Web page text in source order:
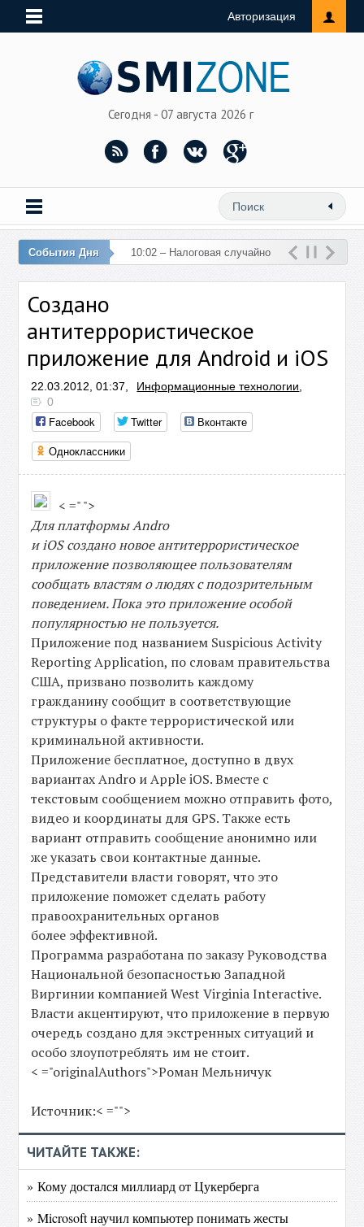
Авторизация
Сегодня - 07 августа 2026 г
События Дня 10:02 – Налоговая случайно
Создано
антитеррористическое
приложение для Android и iOS
22.03.2012, 01:37, Информационные технологии
0
Facebook Twitter
Вконтакте
Одноклассники
< =" ">
Для платформы Andro
и iOS создано новое антитеррористическое
приложение позволяющее пользователям
сообщать властям о людях с подозрительным
поведением. Пока это приложение особой
популярностью не пользуется.
Приложение под названием Suspicious Activity
Reporting Application, по словам правительства
США, призвано позволить каждому
гражданину сообщит в соответствующие
структуры о факте террористической или
криминальной активности.
Приложение бесплатное, доступно в двух
вариантах Andro и Apple iOS. Вместе с
текстовым сообщением можно отправить фото,
видео и координаты для GPS. Также есть
вариант отправить сообщение анонимно или
же указать свои контактные данные.
Представители власти говорят, что это
приложение поможет сделать работу
правоохранительных органов
более эффективной.
Программа разработана по заказу Руководства
Национальной безопасностью Западной
Виргинии компанией West Virginia Interactive.
Власти акцентируют, что приложение в первую
очередь создано для экстренных ситуаций и
особо злоупотреблять им не стоит.
< ="originalAuthors">Роман Мельничук
Источник:< ="">
ЧИТАЙТЕ ТАКЖЕ:
» Кому достался миллиард от Цукерберга
» Microsoft научил компьютер понимать жесты